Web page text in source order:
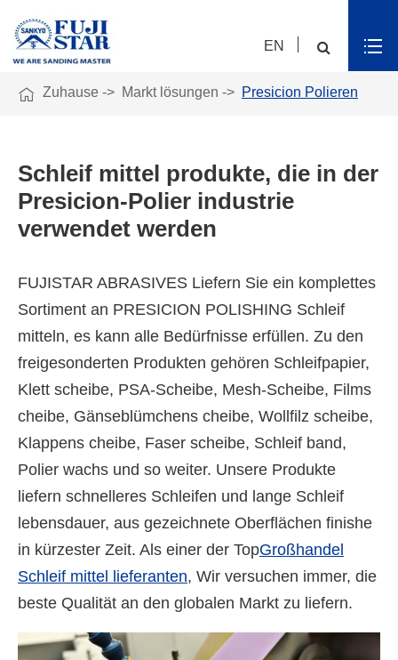
EN
 Zuhause Markt lösungen Presicion Polieren
Schleif mittel produkte, die in der
Presicion-Polier industrie
verwendet werden
FUJISTAR ABRASIVES Liefern Sie ein komplettes
Sortiment an PRESICION POLISHING Schleif
mitteln, es kann alle Bedürfnisse erfüllen. Zu den
freigesonderten Produkten gehören Schleifpapier,
Klett scheibe, PSA-Scheibe, Mesh-Scheibe, Films
cheibe, Gänseblümchens cheibe, Wollfilz scheibe,
Klappens cheibe, Faser scheibe, Schleif band,
Polier wachs und so weiter. Unsere Produkte
liefern schnelleres Schleifen und lange Schleif
lebensdauer, aus gezeichnete Oberflächen finishe
in kürzester Zeit. Als einer der TopGroßhandel
Schleif mittel lieferanten, Wir versuchen immer, die
beste Qualität an den globalen Markt zu liefern.